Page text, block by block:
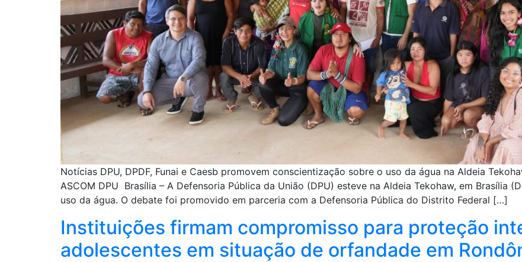
Notícias DPU, DPDF, Funai e Caesb promovem conscientização sobre o uso da água na Aldeia
ASCOM DPU Brasília – A Defensoria Pública da União (DPU) esteve na Aldeia Tekohaw, em Brasília
uso da água. O debate foi promovido em parceria com a Defensoria Pública do Distrito Federal […]
Instituições firmam compromisso para proteção
adolescentes em situação de orfandade em